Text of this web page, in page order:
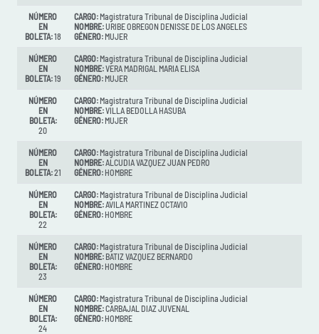
NÚMERO
EN
BOLETA:18
CARGO: Magistratura Tribunal de Disciplina Judicial
NOMBRE:URIBE OBREGON DENISSE DE LOS ANGELES
GÉNERO: MUJER
NÚMERO
EN
BOLETA:19
CARGO: Magistratura Tribunal de Disciplina Judicial
NOMBRE:VERA MADRIGAL MARIA ELISA
GÉNERO: MUJER
NÚMERO
EN
BOLETA:
20
CARGO: Magistratura Tribunal de Disciplina Judicial
NOMBRE:VILLA BEDOLLA HASUBA
GÉNERO: MUJER
NÚMERO
EN
BOLETA:21
CARGO: Magistratura Tribunal de Disciplina Judicial
NOMBRE:ALCUDIA VAZQUEZ JUAN PEDRO
GÉNERO: HOMBRE
NÚMERO
EN
BOLETA:
22
CARGO: Magistratura Tribunal de Disciplina Judicial
NOMBRE:AVILA MARTINEZ OCTAVIO
GÉNERO: HOMBRE
NÚMERO
EN
BOLETA:
23
CARGO: Magistratura Tribunal de Disciplina Judicial
NOMBRE: BATIZ VAZQUEZ BERNARDO
GÉNERO: HOMBRE
NÚMERO
EN
BOLETA:
24
CARGO: Magistratura Tribunal de Disciplina Judicial
NOMBRE:CARBAJAL DIAZ JUVENAL
GÉNERO: HOMBRE